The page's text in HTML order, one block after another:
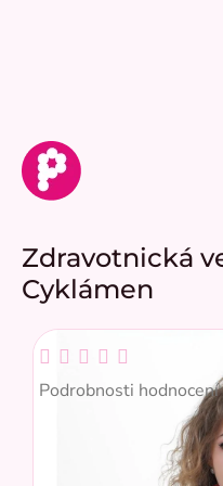
Zdravotnická
Cyklámen
Průměrné
hodnocení
Podrobnosti hodnocení